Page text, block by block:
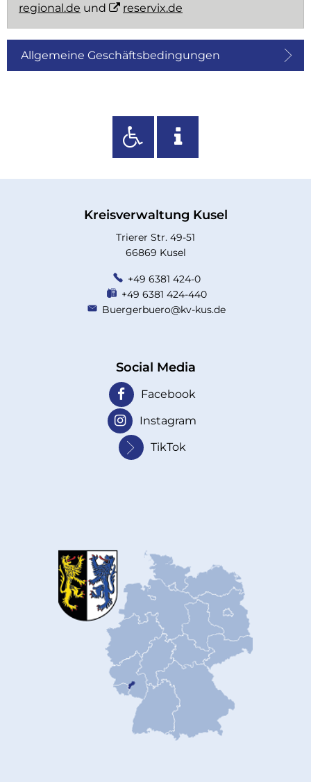
regional.de und reservix.de
Allgemeine Geschäftsbedingungen
Kreisverwaltung Kusel
Trierer Str. 49-51
66869 Kusel
+49 6381 424-0
+49 6381 424-440
Buergerbuero@kv-kus.de
Social Media
Facebook
Instagram
TikTok